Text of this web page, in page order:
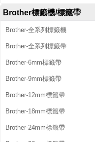
Brother標籤機/標籤帶
Brother-全系列標籤機
Brother-全系列標籤帶
Brother-6mm標籤帶
Brother-9mm標籤帶
Brother-12mm標籤帶
Brother-18mm標籤帶
Brother-24mm標籤帶